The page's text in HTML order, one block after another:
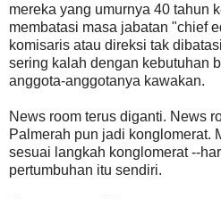
mereka yang umurnya 40 tahun
membatasi masa jabatan "chief
komisaris atau direksi tak
sering kalah dengan kebutuhan
anggota-anggotanya kawakan.
News room terus diganti. News
Palmerah pun jadi konglomerat.
sesuai langkah konglomerat --
pertumbuhan itu sendiri.